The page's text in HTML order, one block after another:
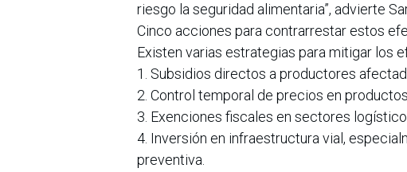
riesgo la seguridad alimentaria”, advierte
Cinco acciones para contrarrestar estos
Existen varias estrategias para mitigar los
1. Subsidios directos a productores
2. Control temporal de precios en
3. Exenciones fiscales en sectores
4. Inversión en infraestructura vial,
preventiva.